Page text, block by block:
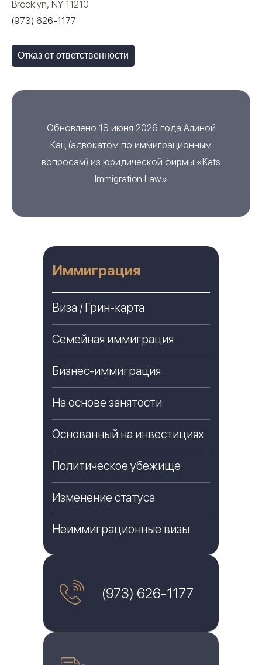
Brooklyn, NY 11210
(973) 626-1177
Отказ от ответственности
Обновлено 18 июня 2026 года Алиной
Кац (адвокатом по иммиграционным
вопросам) из юридической фирмы «Kats
Immigration Law»
Иммиграция
Виза / Грин-карта
Семейная иммиграция
Бизнес-иммиграция
На основе занятости
Основанный на инвестициях
Политическое убежище
Изменение статуса
Неиммиграционные визы
(973) 626-1177